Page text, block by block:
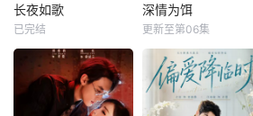
长夜如歌
已完结
深情为饵
更新至第06集